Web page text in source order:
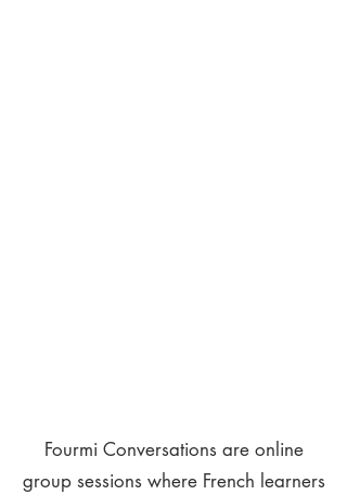
Fourmi Conversations are online
group sessions where French learners